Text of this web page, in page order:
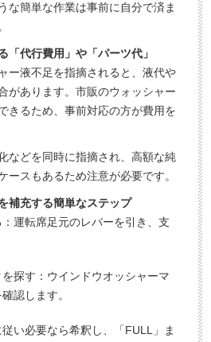
な簡単な作業は事前に自分で済ま
「代行費用」や「パーツ代」
ー液不足を指摘されると、液代や
があります。市販のウォッシャー
きるため、事前対応の方が費用を
などを同時に指摘され、高額な純
ースもあるため注意が必要です。
補充する簡単なステップ
運転席足元のレバーを引き、支
探す：ウインドウオッシャーマ
認します。
い必要なら希釈し、「FULL」ま